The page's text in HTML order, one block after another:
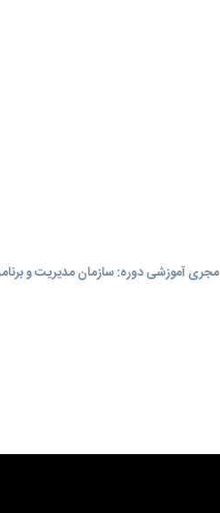
مجری آموزشی دوره: سازمان مدیریت و